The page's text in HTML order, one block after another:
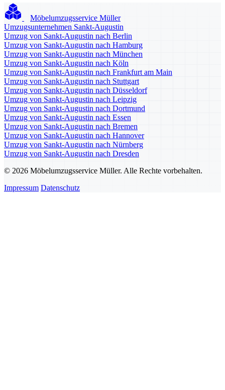
Möbelumzugsservice Müller
Umzugsunternehmen Sankt-Augustin
Umzug von Sankt-Augustin nach Berlin
Umzug von Sankt-Augustin nach Hamburg
Umzug von Sankt-Augustin nach München
Umzug von Sankt-Augustin nach Köln
Umzug von Sankt-Augustin nach Frankfurt am Main
Umzug von Sankt-Augustin nach Stuttgart
Umzug von Sankt-Augustin nach Düsseldorf
Umzug von Sankt-Augustin nach Leipzig
Umzug von Sankt-Augustin nach Dortmund
Umzug von Sankt-Augustin nach Essen
Umzug von Sankt-Augustin nach Bremen
Umzug von Sankt-Augustin nach Hannover
Umzug von Sankt-Augustin nach Nürnberg
Umzug von Sankt-Augustin nach Dresden
© 2026 Möbelumzugsservice Müller. Alle Rechte vorbehalten.
Impressum Datenschutz